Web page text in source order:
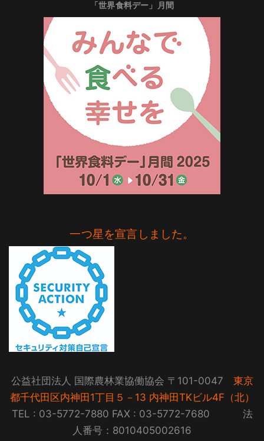
「世界食料デー」月間
一つ星を宣言しました。
公益社団法人 国際農林業協働協会 〒101-0047 東京
都千代田区内神田1丁目５－13 内神田TKビル4F（北）
TEL : 03-5772-7880 FAX : 03-5772-7680 法
人番号：8010405002616